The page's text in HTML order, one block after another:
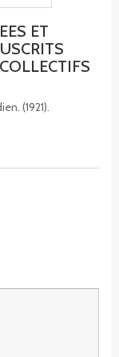
ET
(1921).